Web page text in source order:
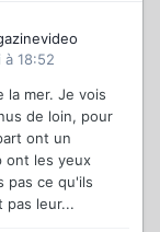
18:52
la mer. Je vois
de loin, pour
ont un
ont les yeux
pas ce qu'ils
pas leur...